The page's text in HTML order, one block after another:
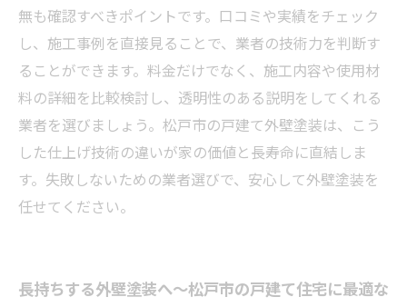
無も確認すべきポイントです。口コミや実績をチェック
し、施工事例を直接見ることで、業者の技術力を判断す
ることができます。料金だけでなく、施工内容や使用材
料の詳細を比較検討し、透明性のある説明をしてくれる
業者を選びましょう。松戸市の戸建て外壁塗装は、こう
した仕上げ技術の違いが家の価値と長寿命に直結しま
す。失敗しないための業者選びで、安心して外壁塗装を
任せてください。
長持ちする外壁塗装へ～松戸市の戸建て住宅に最適な